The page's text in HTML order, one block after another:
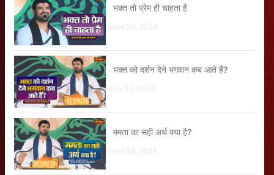
भक्त तो प्रेम ही चाहता है
June 20, 2024
भक्त को दर्शन देने भगवान कब आते हैं?
July 02, 2024
ममता का सही अर्थ क्या है?
June 28, 2024